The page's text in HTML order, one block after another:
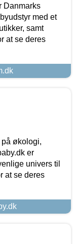
Danmarks
med et
samt
at se deres
på økologi,
er
univers til
at se deres